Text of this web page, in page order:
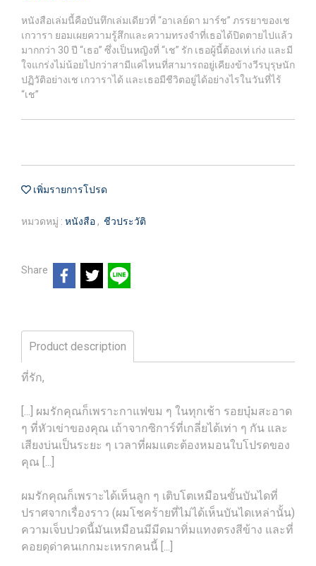
หนังสือเล่มนี้คือบันทึกเล่มเดียวที่ “อาเลย์ดา มาร์ช” ภรรยาของเช
เกวารา ยอมเผยความรู้สึกและความทรงจำที่เธอได้ปิดตายไปแล้ว
มากกว่า 30 ปี “เธอ” ซึ่งเป็นหญิงที่ “เช” รัก เธอผู้นี้ต้องเท่ เก่ง และมี
ใจแกร่งไม่น้อยไปกว่าสามีแค่ไหนที่สามารถอยู่เคียงข้างวีรบุรุษนัก
ปฏิวัติอย่างเช เกวาราได้ และเธอมีชีวิตอยู่ได้อย่างไรในวันที่ไร้
“เช”
เพิ่มรายการโปรด
หมวดหมู่ : หนังสือ , ชีวประวัติ
Share
Product description
ที่รัก,
[...] ผมรักคุณก็เพราะกาแฟขม ๆ ในทุกเช้า รอยบุ๋มสะอาด
ๆ ที่หัวเข่าของคุณ เถ้าจากซิการ์ที่เกลี่ยได้เท่า ๆ กัน และ
เสียงบ่นเป็นระยะ ๆ เวลาที่ผมแตะต้องหมอนใบโปรดของ
คุณ [...]
ผมรักคุณก็เพราะได้เห็นลูก ๆ เติบโตเหมือนขั้นบันไดที่
ปราศจากเรื่องราว (ผมโชคร้ายที่ไม่ได้เห็นบันไดเหล่านั้น)
ความเจ็บปวดนี้มันเหมือนมีมีดมาทิ่มแทงตรงสีข้าง และที่
คอยดุด่าคนเกกมะเหรกคนนี้ [...]